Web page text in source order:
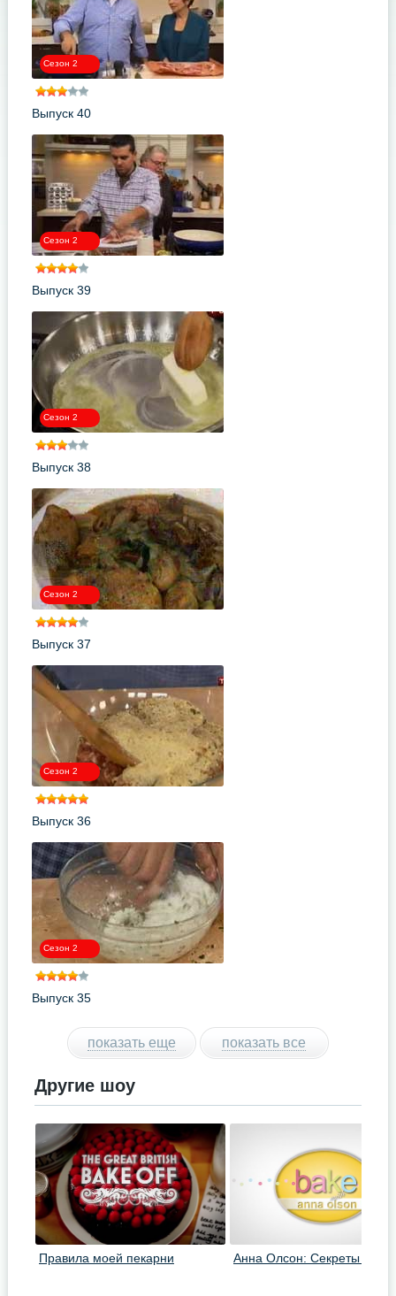
Сезон 2
Выпуск 40
Сезон 2
Выпуск 39
Сезон 2
Выпуск 38
Сезон 2
Выпуск 37
Сезон 2
Выпуск 36
Сезон 2
Выпуск 35
показать еще показать все
Другие шоу
Правила моей пекарни Анна Олсон: Секреты